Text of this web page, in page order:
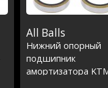
All Balls
Нижний опорный
подшипник
амортизатора